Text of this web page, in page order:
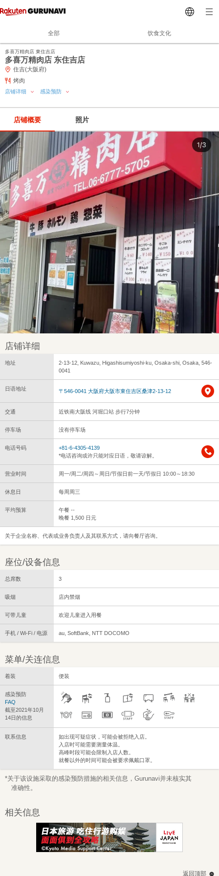
全部 饮食文化
多喜万精肉店 東住吉店
多喜万精肉店 东住吉店
住吉(大阪府)
烤肉
店铺详细 感染预防
店铺概要 照片
店铺详细
地址
2-13-12, Kuwazu, Higashisumiyoshi-ku, Osaka-shi, Osaka, 546-
0041
日语地址 〒546-0041 大阪府大阪市東住吉区桑津2-13-12
交通 近铁南大阪线 河堀口站 步行7分钟
停车场 没有停车场
电话号码
+81-6-4305-4139
*电话咨询或许只能对应日语，敬请谅解。
营业时间 周一/周二/周四～周日/节假日前一天/节假日 10:00～18:30
休息日 每周周三
平均预算
午餐 --
晚餐 1,500 日元
关于企业名称、代表或业务负责人及其联系方式，请向餐厅咨询。
座位/设备信息
总席数 3
吸烟 店内禁烟
可带儿童 欢迎儿童进入用餐
手机 / Wi-Fi / 电源 au, SoftBank, NTT DOCOMO
菜单/关连信息
着装 便装
感染预防
FAQ
截至2021年10月
14日的信息
联系信息
如出现可疑症状，可能会被拒绝入店。
入店时可能需要测量体温。
高峰时段可能会限制入店人数。
就餐以外的时间可能会被要求佩戴口罩。
*关于该设施采取的感染预防措施的相关信息，Gurunavi并未核实其
准确性。
相关信息
返回顶部